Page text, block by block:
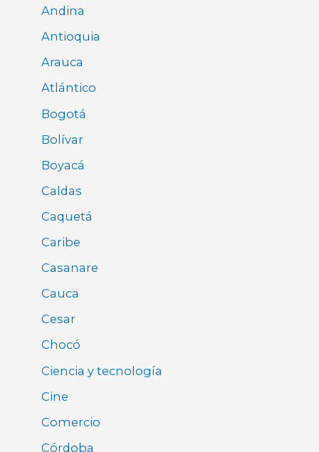
Andina
Antioquia
Arauca
Atlántico
Bogotá
Bolívar
Boyacá
Caldas
Caquetá
Caribe
Casanare
Cauca
Cesar
Chocó
Ciencia y tecnología
Cine
Comercio
Córdoba